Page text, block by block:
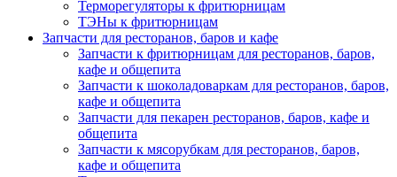
Терморегуляторы к фритюрницам
ТЭНы к фритюрницам
Запчасти для ресторанов, баров и кафе
Запчасти к фритюрницам для ресторанов, баров,
кафе и общепита
Запчасти к шоколадоваркам для ресторанов, баров,
кафе и общепита
Запчасти для пекарен ресторанов, баров, кафе и
общепита
Запчасти к мясорубкам для ресторанов, баров,
кафе и общепита